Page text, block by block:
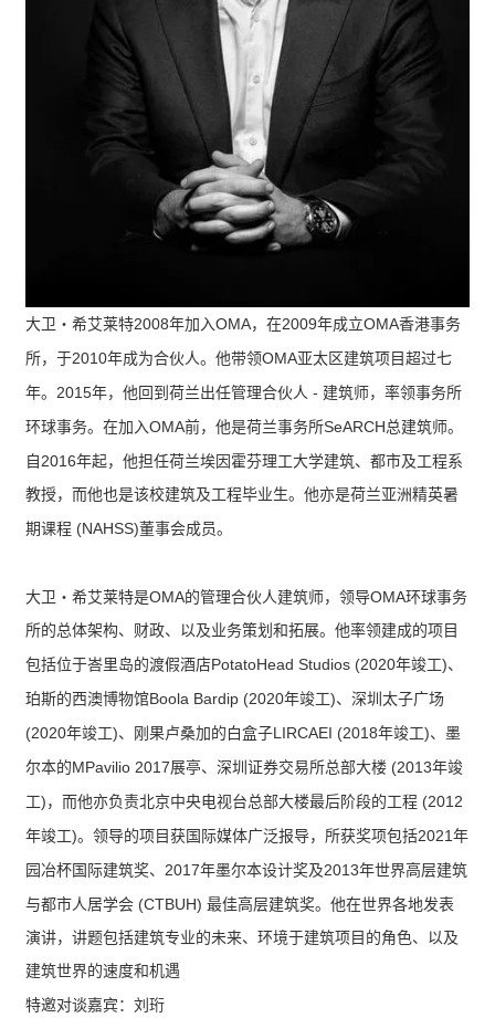
大卫 ‧希艾莱特2008年加入OMA，在2009年成立OMA香港事务
所，于2010年成为合伙人。他带领OMA亚太区建筑项目超过七
年。2015年，他回到荷兰出任管理合伙人 - 建筑师，率领事务所
环球事务。在加入OMA前，他是荷兰事务所SeARCH总建筑师。
自2016年起，他担任荷兰埃因霍芬理工大学建筑、都市及工程系
教授，而他也是该校建筑及工程毕业生。他亦是荷兰亚洲精英暑
期课程 (NAHSS)董事会成员。
大卫 ‧希艾莱特是OMA的管理合伙人建筑师，领导OMA环球事务
所的总体架构、财政、以及业务策划和拓展。他率领建成的项目
包括位于峇里岛的渡假酒店PotatoHead Studios (2020年竣工)、
珀斯的西澳博物馆Boola Bardip (2020年竣工)、深圳太子广场
(2020年竣工)、刚果卢桑加的白盒子LIRCAEI (2018年竣工)、墨
尔本的MPavilio 2017展亭、深圳证券交易所总部大楼 (2013年竣
工) ，而他亦负责北京中央电视台总部大楼最后阶段的工程 (2012
年竣工)。领导的项目获国际媒体广泛报导，所获奖项包括2021年
园冶杯国际建筑奖、2017年墨尔本设计奖及2013年世界高层建筑
与都市人居学会 (CTBUH)最佳高层建筑奖。他在世界各地发表
演讲，讲题包括建筑专业的未来、环境于建筑项目的角色、以及
建筑世界的速度和机遇
特邀对谈嘉宾：刘珩